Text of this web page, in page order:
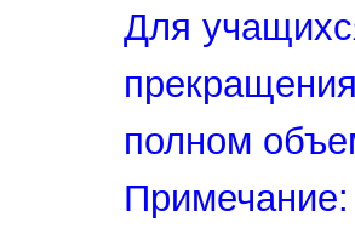
Для
полном